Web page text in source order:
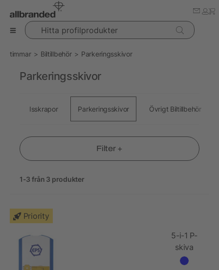
Hitta profilprodukter
timmar Biltillbehör Parkeringsskivor
Filter +
1-3 från 3 produkter
Priority
5-i-1 P-
skiva
Parkeringsskivor
Isskrapor Parkeringsskivor Övrigt Biltillbehör